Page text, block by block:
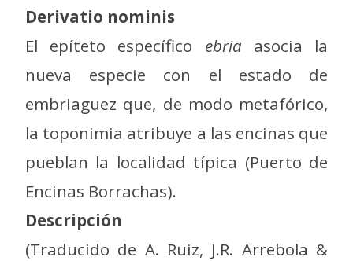
Derivatio nominis
El epíteto específico ebria asocia la
nueva especie con el estado de
embriaguez que, de modo metafórico,
la toponimia atribuye a las encinas que
pueblan la localidad típica (Puerto de
Encinas Borrachas).
Descripción
(Traducido de A. Ruiz, J.R. Arrebola &